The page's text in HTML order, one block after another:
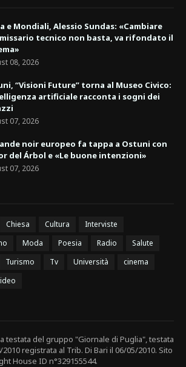
e Mondiali, Alessio Sundas: «Cambiare
tecnico non basta, va rifondato il
08, 2026
“Visioni Future” torna al Museo Civico:
artificiale racconta i sogni dei
07, 2026
noir europeo fa tappa a Ostuni con
del Árbol e «Le buone intenzioni»
07, 2026
Chiesa Cultura
Interviste
Moda Poesia Radio
Salute
Turismo Tv Università
cinema
testata del gruppo "Giornale di Puglia", testata
registrata al Trib. Di Bari il 06/05/2010. Sito
House ID n°329155544.